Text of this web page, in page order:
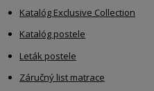
Katalóg Exclusive Collection
Katalóg postele
Leták postele
Záručný list matrace